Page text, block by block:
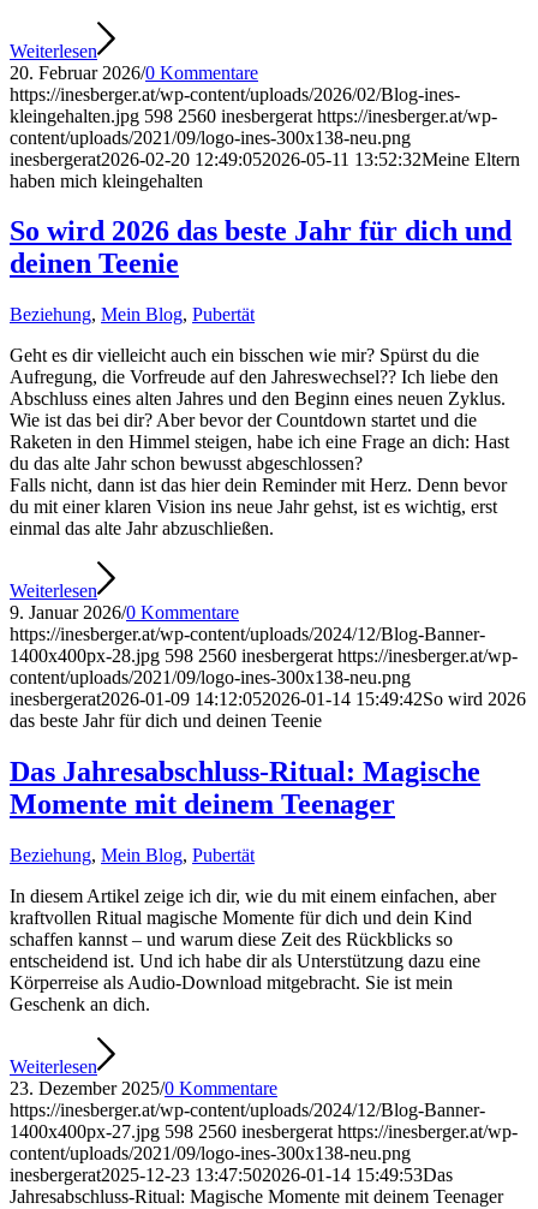
Weiterlesen
20. Februar 2026/0 Kommentare
https://inesberger.at/wp-content/uploads/2026/02/Blog-ines-
kleingehalten.jpg 598 2560 inesbergerat https://inesberger.at/wp-
content/uploads/2021/09/logo-ines-300x138-neu.png
inesbergerat2026-02-20 12:49:052026-05-11 13:52:32Meine Eltern
haben mich kleingehalten
So wird 2026 das beste Jahr für dich und
deinen Teenie
Beziehung, Mein Blog, Pubertät
Geht es dir vielleicht auch ein bisschen wie mir? Spürst du die
Aufregung, die Vorfreude auf den Jahreswechsel?? Ich liebe den
Abschluss eines alten Jahres und den Beginn eines neuen Zyklus.
Wie ist das bei dir? Aber bevor der Countdown startet und die
Raketen in den Himmel steigen, habe ich eine Frage an dich: Hast
du das alte Jahr schon bewusst abgeschlossen?
Falls nicht, dann ist das hier dein Reminder mit Herz. Denn bevor
du mit einer klaren Vision ins neue Jahr gehst, ist es wichtig, erst
einmal das alte Jahr abzuschließen.
Weiterlesen
9. Januar 2026/0 Kommentare
https://inesberger.at/wp-content/uploads/2024/12/Blog-Banner-
1400x400px-28.jpg 598 2560 inesbergerat https://inesberger.at/wp-
content/uploads/2021/09/logo-ines-300x138-neu.png
inesbergerat2026-01-09 14:12:052026-01-14 15:49:42So wird 2026
das beste Jahr für dich und deinen Teenie
Das Jahresabschluss-Ritual: Magische
Momente mit deinem Teenager
Beziehung, Mein Blog, Pubertät
In diesem Artikel zeige ich dir, wie du mit einem einfachen, aber
kraftvollen Ritual magische Momente für dich und dein Kind
schaffen kannst – und warum diese Zeit des Rückblicks so
entscheidend ist. Und ich habe dir als Unterstützung dazu eine
Körperreise als Audio-Download mitgebracht. Sie ist mein
Geschenk an dich.
Weiterlesen
23. Dezember 2025/0 Kommentare
https://inesberger.at/wp-content/uploads/2024/12/Blog-Banner-
1400x400px-27.jpg 598 2560 inesbergerat https://inesberger.at/wp-
content/uploads/2021/09/logo-ines-300x138-neu.png
inesbergerat2025-12-23 13:47:502026-01-14 15:49:53Das
Jahresabschluss-Ritual: Magische Momente mit deinem Teenager